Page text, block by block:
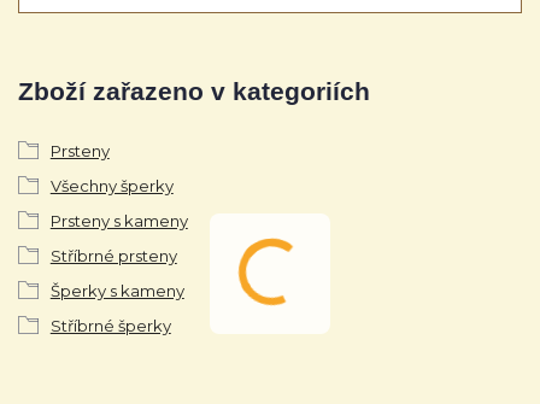
Zboží zařazeno v kategoriích
Prsteny
Všechny šperky
Prsteny s kameny
Stříbrné prsteny
Šperky s kameny
Stříbrné šperky